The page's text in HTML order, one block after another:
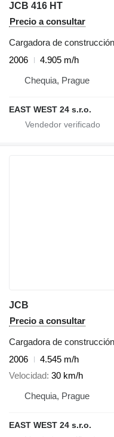
JCB 416 HT
Precio a consultar
Cargadora de
2006
4.905 m/h
Chequia, Prague
EAST WEST 24 s.r.o.
JCB
Precio a consultar
Cargadora de
2006
4.545 m/h
Velocidad 30 km/h
Chequia, Prague
EAST WEST 24 s.r.o.